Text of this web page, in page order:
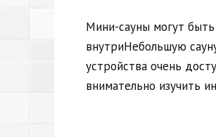
Мини-сауны могут
внутриНебольшую
устройства очень
внимательно изучить